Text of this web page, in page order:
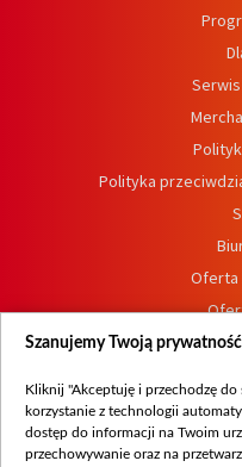
Polityka
Oferta
Procedura
Szanujemy Twoją prywatność
Kliknij "Akceptuję i przechodzę do
korzystanie z technologii
dostęp do informacji na Twoim
przechowywanie oraz na